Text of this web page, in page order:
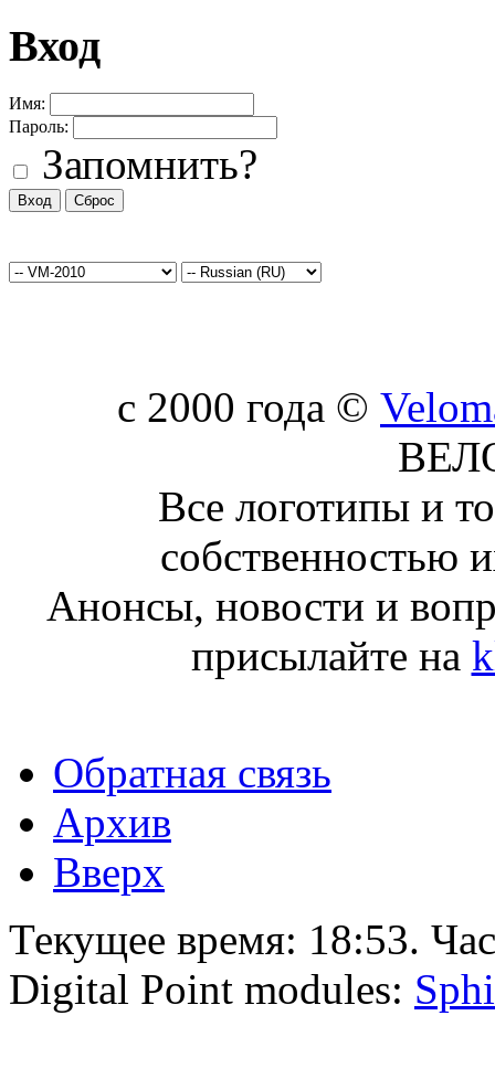
Вход
Имя:
Пароль:
Запомнить?
c 2000 года ©
Все логотипы и
собственностью
Анонсы, новости и
присылайте на
Обратная связь
Архив
Вверх
Текущее время: 18:53.
Digital Point modules: